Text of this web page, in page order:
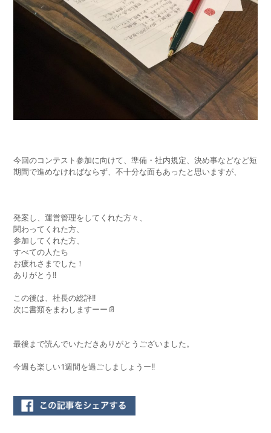
今回のコンテスト参加に向けて、準備・社内規定、決め事などなど短
期間で進めなければならず、不十分な面もあったと思いますが、
発案し、運営管理をしてくれた方々、
関わってくれた方、
参加してくれた方、
すべての人たち
お疲れさまでした！
ありがとう‼️
この後は、社長の総評‼︎
次に書類をまわしますーー📄
最後まで読んでいただきありがとうございました。
今週も楽しい1週間を過ごしましょうー‼︎